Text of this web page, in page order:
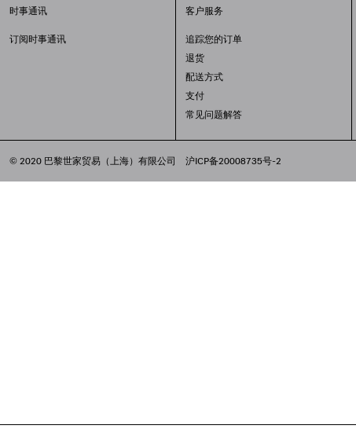
时事通讯
订阅时事通讯
客户服务
追踪您的订单
退货
配送方式
支付
常见问题解答
© 2020 巴黎世家贸易（上海）有限公司 沪ICP备20008735号-2